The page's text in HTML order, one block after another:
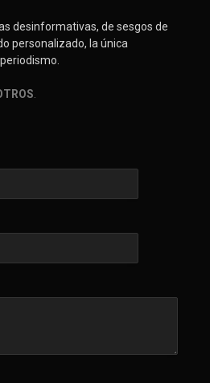
desinformativas, de sesgos de
personalizado, la única